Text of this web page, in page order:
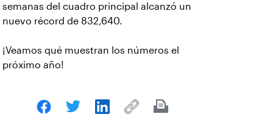
semanas del cuadro principal alcanzó un
nuevo récord de 832,640.
¡Veamos qué muestran los números el
próximo año!